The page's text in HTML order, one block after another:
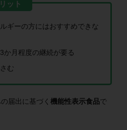
ギーの方にはおすすめできな
か月程度の継続が要る
む
届出に基づく 機能性表示食品で